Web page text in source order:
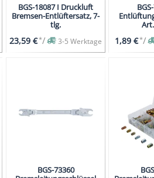
BGS-18087 I Druckluft
Bremsen-Entlüftersatz, 7-
tlg.
23,59 €*/ 3-5 Werktage 1,89 €*/
BGS-73360